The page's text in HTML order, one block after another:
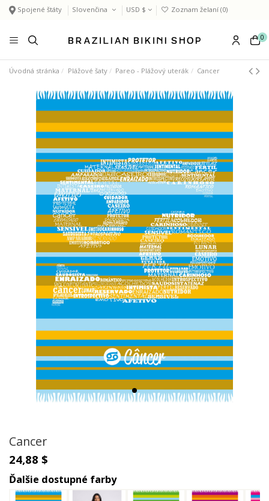
Spojené štáty Slovenčina USD $ Zoznam želaní (0)
0
Úvodná stránka Plážové šaty Pareo - Plážový uterák Cancer
Cancer
24,88 $
Ďalšie dostupné farby